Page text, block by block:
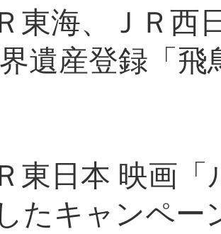
東海、ＪＲ西
遺産登録「
東日本 映画
たキャンペー